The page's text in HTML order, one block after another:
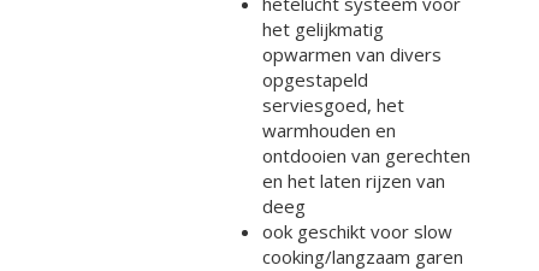
het gelijkmatig
opwarmen van divers
opgestapeld
serviesgoed, het
warmhouden en
ontdooien van gerechten
en het laten rijzen van
deeg
ook geschikt voor slow
cooking/langzaam garen